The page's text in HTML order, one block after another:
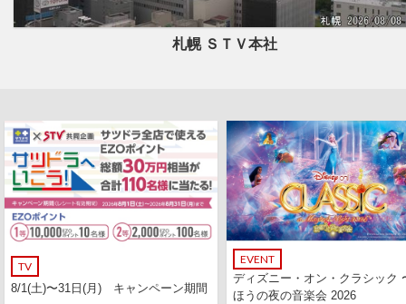
北海道初開催！サッポロファクト
札幌 ＳＴＶ本社
TV
8/1(土)〜31日(月) キャンペーン期間
EVENT
ディズニー・オン・クラシック
ほうの夜の音楽会 2026